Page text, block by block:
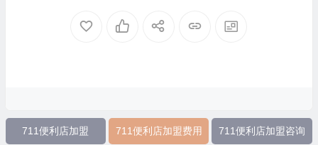
711便利店加盟 711便利店加盟费用 711便利店加盟咨询